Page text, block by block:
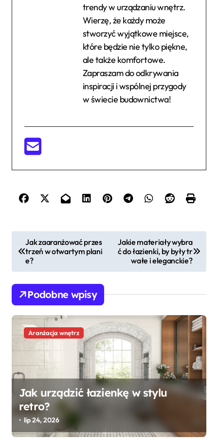
trendy w urządzaniu wnętrz.
Wierzę, że każdy może
stworzyć wyjątkowe miejsce,
które będzie nie tylko piękne,
ale także komfortowe.
Zapraszam do odkrywania
inspiracji i wspólnej przygody
w świecie budownictwa!
a
w
i
g
a
c
a
w
i
s
Jak zaaranżować przes
trzeń w otwartym plani
e?
Jakie materiały wybra
ć do łazienki, by były tr
wałe i eleganckie?
Podobne wpisy
Aranżacja wnętrz
Jak urządzić łazienkę w stylu
retro?
lip 24, 2026